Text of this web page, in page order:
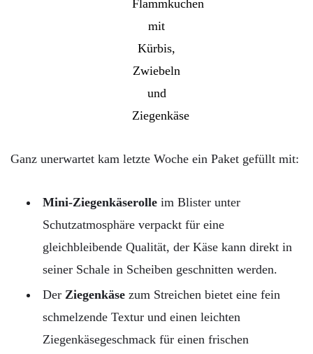
Ganz unerwartet kam letzte Woche ein Paket gefüllt mit:
Mini-Ziegenkäserolle im Blister unter
Schutzatmosphäre verpackt für eine
gleichbleibende Qualität, der Käse kann direkt in
seiner Schale in Scheiben geschnitten werden.
Der Ziegenkäse zum Streichen bietet eine fein
schmelzende Textur und einen leichten
Ziegenkäsegeschmack für einen frischen